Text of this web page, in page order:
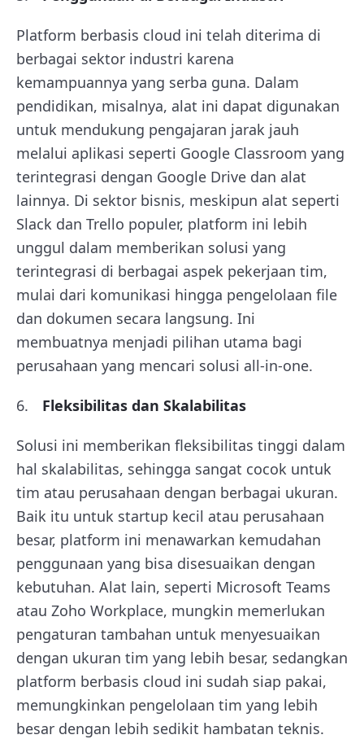
Platform berbasis cloud ini telah diterima di
berbagai sektor industri karena
kemampuannya yang serba guna. Dalam
pendidikan, misalnya, alat ini dapat digunakan
untuk mendukung pengajaran jarak jauh
melalui aplikasi seperti Google Classroom yang
terintegrasi dengan Google Drive dan alat
lainnya. Di sektor bisnis, meskipun alat seperti
Slack dan Trello populer, platform ini lebih
unggul dalam memberikan solusi yang
terintegrasi di berbagai aspek pekerjaan tim,
mulai dari komunikasi hingga pengelolaan file
dan dokumen secara langsung. Ini
membuatnya menjadi pilihan utama bagi
perusahaan yang mencari solusi all-in-one.
Fleksibilitas dan Skalabilitas
Solusi ini memberikan fleksibilitas tinggi dalam
hal skalabilitas, sehingga sangat cocok untuk
tim atau perusahaan dengan berbagai ukuran.
Baik itu untuk startup kecil atau perusahaan
besar, platform ini menawarkan kemudahan
penggunaan yang bisa disesuaikan dengan
kebutuhan. Alat lain, seperti Microsoft Teams
atau Zoho Workplace, mungkin memerlukan
pengaturan tambahan untuk menyesuaikan
dengan ukuran tim yang lebih besar, sedangkan
platform berbasis cloud ini sudah siap pakai,
memungkinkan pengelolaan tim yang lebih
besar dengan lebih sedikit hambatan teknis.